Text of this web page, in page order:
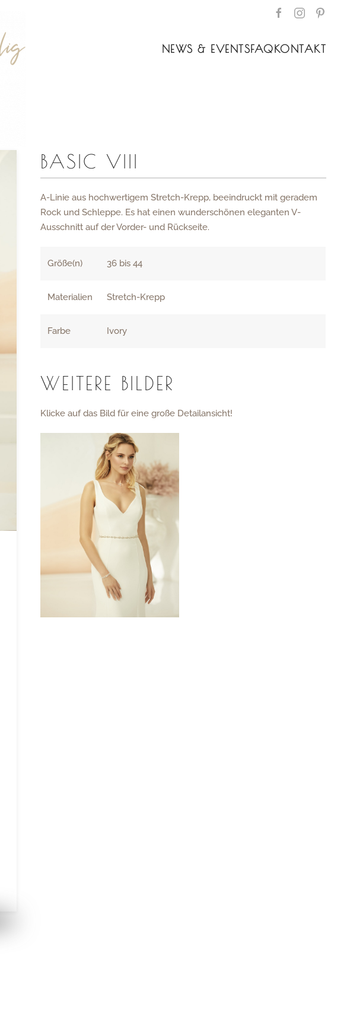
NEWS & EVENTSFAQKONTAKT
BASIC VIII
A-Linie aus hochwertigem Stretch-Krepp, beeindruckt mit geradem
Rock und Schleppe. Es hat einen wunderschönen eleganten V-
Ausschnitt auf der Vorder- und Rückseite.
Größe(n) 36 bis 44
Materialien Stretch-Krepp
Farbe Ivory
WEITERE BILDER
Klicke auf das Bild für eine große Detailansicht!